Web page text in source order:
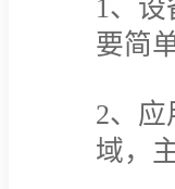
1、
要简
2、
域，